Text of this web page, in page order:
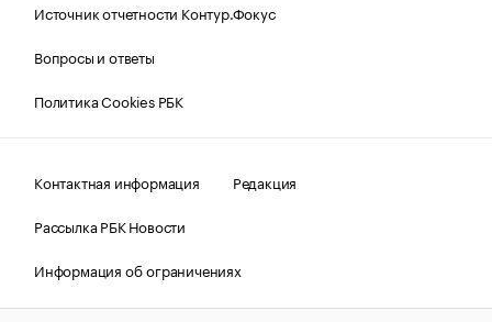
Источник отчетности Контур.Фокус
Вопросы и ответы
Политика Cookies РБК
Контактная информация
Редакция
Рассылка РБК Новости
Информация об ограничениях
Правовая информация
О соблюдении авторских прав